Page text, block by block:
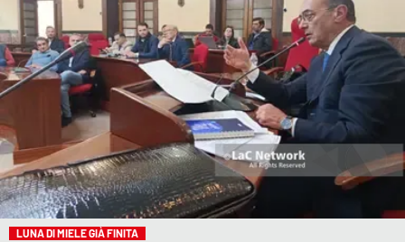
LUNA DI MIELE GIÀ FINITA